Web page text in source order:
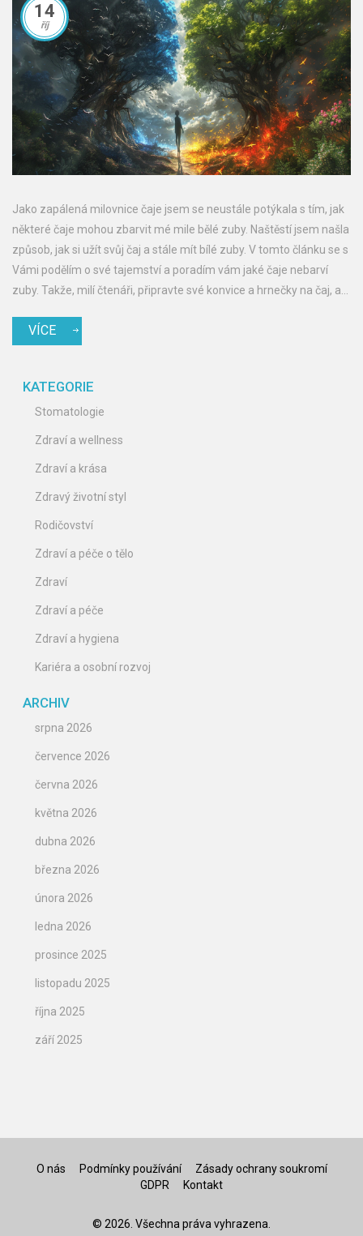
14
říj
Jako zapálená milovnice čaje jsem se neustále potýkala s tím, jak
některé čaje mohou zbarvit mé mile bělé zuby. Naštěstí jsem našla
způsob, jak si užít svůj čaj a stále mít bílé zuby. V tomto článku se s
Vámi podělím o své tajemství a poradím vám jaké čaje nebarví
zuby. Takže, milí čtenáři, připravte své konvice a hrnečky na čaj, a
VÍCE
KATEGORIE
Stomatologie
Zdraví a wellness
Zdraví a krása
Zdravý životní styl
Rodičovství
Zdraví a péče o tělo
Zdraví
Zdraví a péče
Zdraví a hygiena
Kariéra a osobní rozvoj
ARCHIV
srpna 2026
července 2026
června 2026
května 2026
dubna 2026
března 2026
února 2026
ledna 2026
prosince 2025
listopadu 2025
října 2025
září 2025
O nás Podmínky používání
Zásady ochrany soukromí
GDPR
Kontakt
© 2026. Všechna práva vyhrazena.